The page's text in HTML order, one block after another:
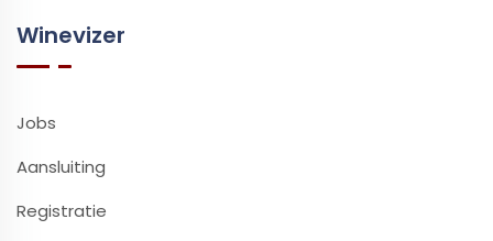
Winevizer
Jobs
Aansluiting
Registratie